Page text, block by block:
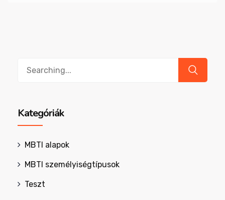
Kategóriák
MBTI alapok
MBTI személyiségtípusok
Teszt